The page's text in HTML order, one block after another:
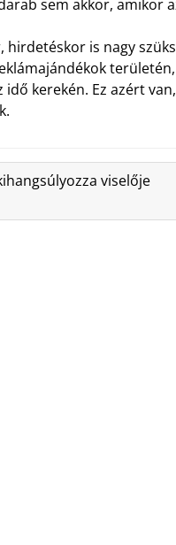
sem akkor, amikor
hirdetéskor is nagy
kerekén. Ez azért
viselője